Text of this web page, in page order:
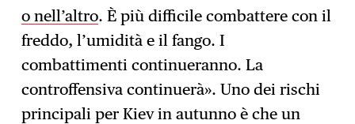
o nell’altro. È più difficile combattere con il
freddo, l’umidità e il fango. I
combattimenti continueranno. La
controffensiva continuerà». Uno dei rischi
principali per Kiev in autunno è che un